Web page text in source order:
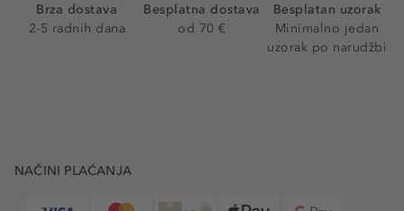
Brza dostava
2-5 radnih dana
Besplatna dostava
od 70 €
Besplatan uzorak
Minimalno jedan
uzorak po narudžbi
NAČINI PLAĆANJA